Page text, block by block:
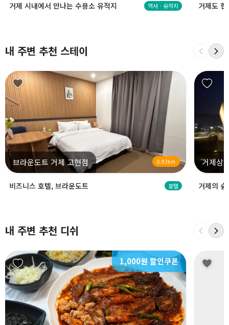
거제 시내에서 만나는 수용소 유적지 역사ㆍ유적지 거제도
내 주변 추천 스테이
브라운도트 거제 고현점 0.93km
비즈니스 호텔, 브라운도트 호텔
거제삼
거제의
내 주변 추천 디쉬
1,000원 할인쿠폰